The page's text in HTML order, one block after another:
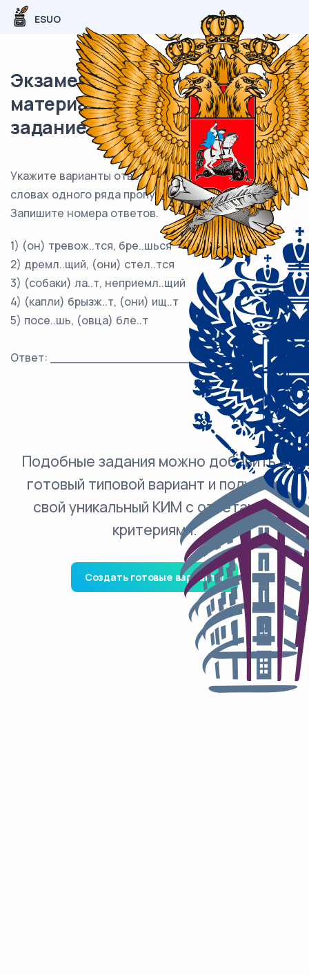
ESUO
Экзаменационный (типовой)
материал ЕГЭ / Русский / 12
задание (24) / 96
Укажите варианты ответов, в которых в обоих
словах одного ряда пропущена одна и та же буква.
Запишите номера ответов.
1) (он) тревож..тся, бре..шься
2) дремл..щий, (они) стел..тся
3) (собаки) ла..т, неприемл..щий
4) (капли) брызж..т, (они) ищ..т
5) посе..шь, (овца) бле..т
Ответ: ___________________________.
Подобные задания можно добавить в
готовый типовой вариант и получить
свой уникальный КИМ с ответами и
критериями.
Создать готовые варианты